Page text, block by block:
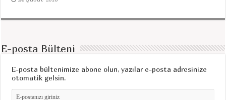
E-posta Bülteni
E-posta bültenimize abone olun, yazılar e-posta adresinize
otomatik gelsin.